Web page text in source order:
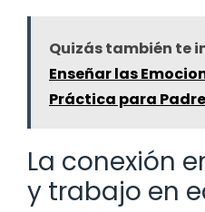
Quizás también te
Enseñar las
Práctica para
La conexión
y trabajo en